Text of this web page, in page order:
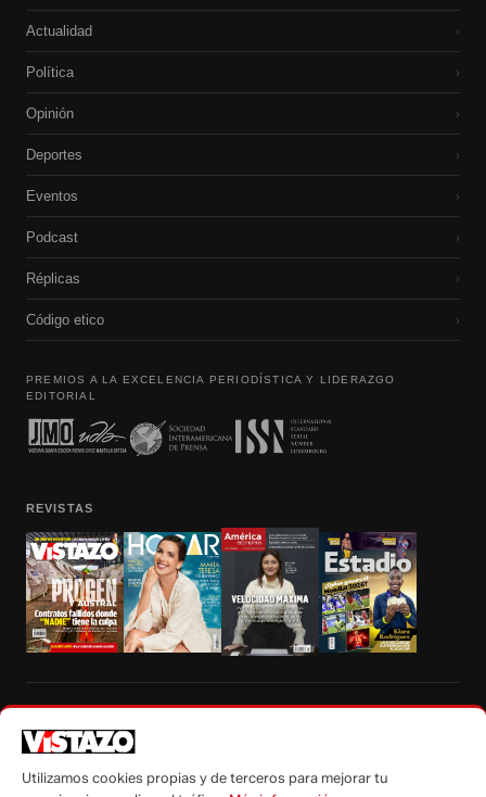
Actualidad ›
Política ›
Opinión ›
Deportes ›
Eventos ›
Podcast ›
Réplicas ›
Código etico ›
PREMIOS A LA EXCELENCIA PERIODÍSTICA Y LIDERAZGO
EDITORIAL
REVISTAS
autorización escrita de su titular, de todos los contenidos de Vistazo.com.
Utilizamos cookies propias y de terceros para mejorar tu